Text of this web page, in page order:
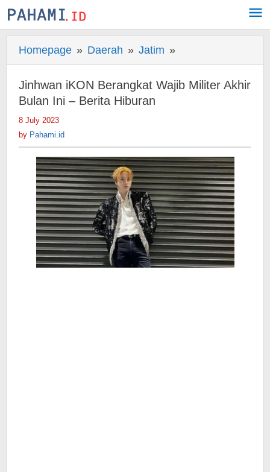
Skip
to
Homepage » Daerah » Jatim »
iKON
Berangkat
Bulan
Ini
-
Berita
Hiburan
Jinhwan iKON Berangkat Wajib Militer Akhir
Bulan Ini – Berita Hiburan
8 July 2023
by Pahami.id